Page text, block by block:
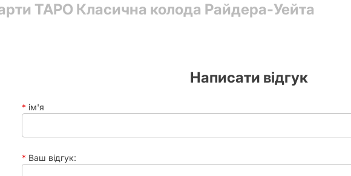
старт у світі езотерики? Це
для новачків у ворожінні. А для
ТАРО Класична колода Райдера-Уейта
Написати відгук
ім'я
Ваш відгук: